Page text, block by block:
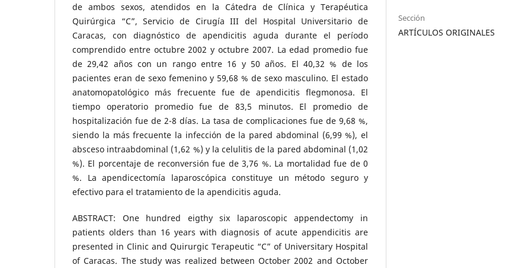
de ambos sexos, atendidos en la Cátedra de Clínica y Terapéutica
Quirúrgica “C”, Servicio de Cirugía III del Hospital Universitario de
Caracas, con diagnóstico de apendicitis aguda durante el período
comprendido entre octubre 2002 y octubre 2007. La edad promedio fue
de 29,42 años con un rango entre 16 y 50 años. El 40,32 % de los
pacientes eran de sexo femenino y 59,68 % de sexo masculino. El estado
anatomopatológico más frecuente fue de apendicitis flegmonosa. El
tiempo operatorio promedio fue de 83,5 minutos. El promedio de
hospitalización fue de 2-8 días. La tasa de complicaciones fue de 9,68 %,
siendo la más frecuente la infección de la pared abdominal (6,99 %), el
absceso intraabdominal (1,62 %) y la celulitis de la pared abdominal (1,02
%). El porcentaje de reconversión fue de 3,76 %. La mortalidad fue de 0
%. La apendicectomía laparoscópica constituye un método seguro y
efectivo para el tratamiento de la apendicitis aguda.
ABSTRACT: One hundred eigthy six laparoscopic appendectomy in
patients olders than 16 years with diagnosis of acute appendicitis are
presented in Clinic and Quirurgic Terapeutic “C” of Universitary Hospital
of Caracas. The study was realized between October 2002 and October
Sección
ARTÍCULOS ORIGINALES